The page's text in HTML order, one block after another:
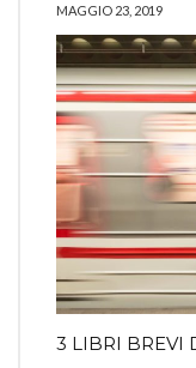
MAGGIO 23, 2019
3 LIBRI BREVI